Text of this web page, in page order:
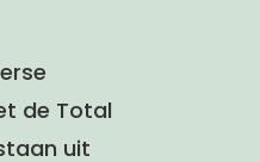
de Total
uit